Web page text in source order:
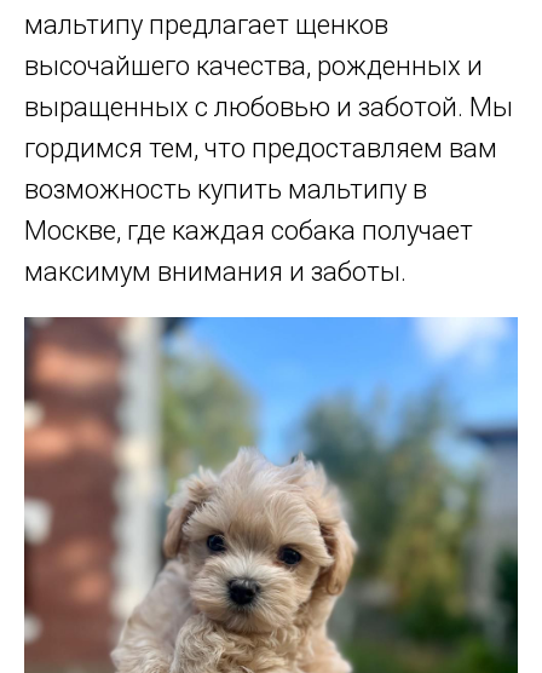
мальтипу предлагает щенков
высочайшего качества, рожденных и
выращенных с любовью и заботой. Мы
гордимся тем, что предоставляем вам
возможность купить мальтипу в
Москве, где каждая собака получает
максимум внимания и заботы.